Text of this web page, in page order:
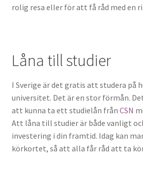
rolig resa eller för att få råd med en
Låna till studier
I Sverige är det gratis att studera på
universitet. Det är en stor förmån.
att kunna ta ett studielån från CSN
Att låna till studier är både vanligt
investering i din framtid. Idag kan
körkortet, så att alla får råd att ta